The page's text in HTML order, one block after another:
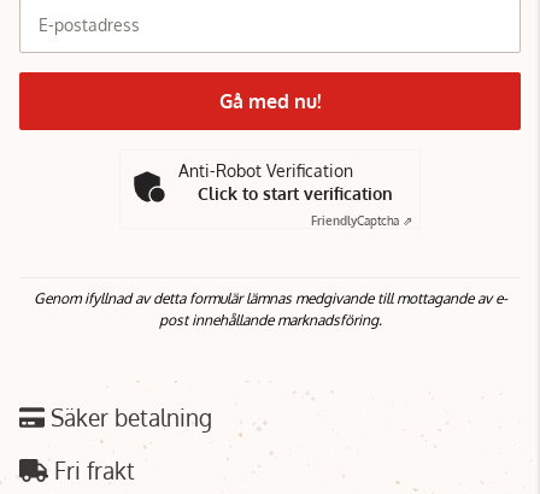
E-postadress
Gå med nu!
Anti-Robot Verification
Click to start verification
FriendlyCaptcha ⇗
Genom ifyllnad av detta formulär lämnas medgivande till mottagande av e-
post innehållande marknadsföring.
Säker betalning
Fri frakt